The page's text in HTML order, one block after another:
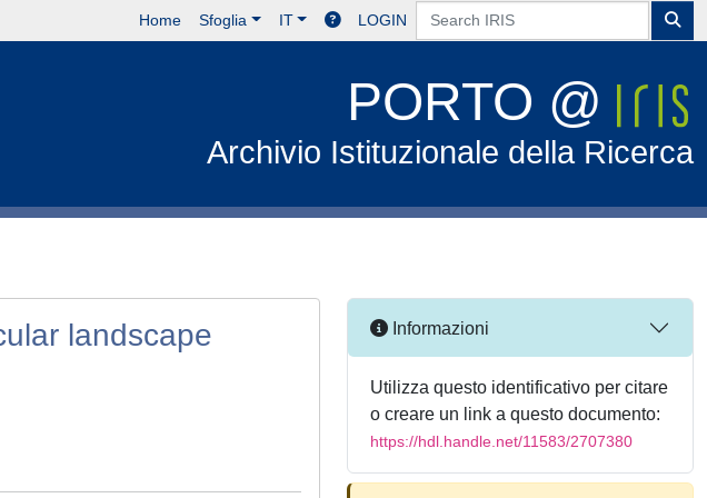
Home Sfoglia IT LOGIN
PORTO @
Archivio Istituzionale della Ricerca
landscape
Informazioni
Utilizza questo identificativo per citare
o creare un link a questo documento:
https://hdl.handle.net/11583/2707380